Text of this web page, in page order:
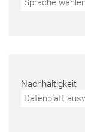
Nachhaltigkeit
Datenblatt